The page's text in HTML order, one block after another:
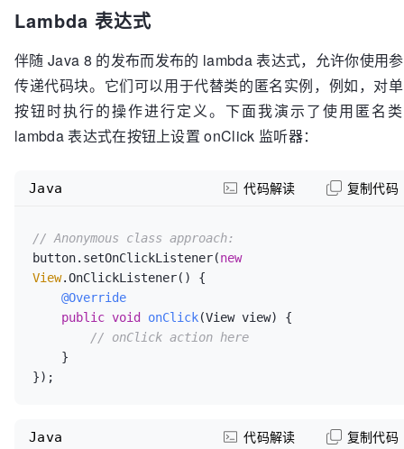
Lambda 表达式
伴随 Java 8 的发布而发布的 lambda 表达式，允许你使用
传递代码块。它们可以用于代替类的匿名实例，例如，对
按钮时执行的操作进行定义。下面我演示了使用匿名
lambda 表达式在按钮上设置 onClick 监听器：
// Anonymous class approach:
button.setOnClickListener(new
View.OnClickListener() {
@Override
public void onClick(View view)
{
// onClick action here
});
Java 代码解读 复制代码
Java 代码解读 复制代码